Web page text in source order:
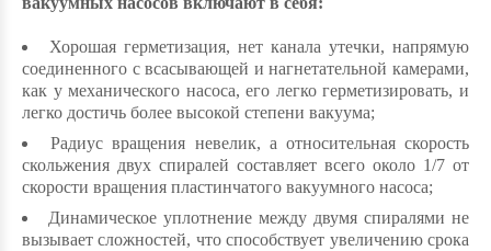
Хорошая герметизация, нет канала утечки, напрямую
соединенного с всасывающей и нагнетательной камерами,
как у механического насоса, его легко герметизировать, и
легко достичь более высокой степени вакуума;
Радиус вращения невелик, а относительная скорость
скольжения двух спиралей составляет всего около 1/7 от
скорости вращения пластинчатого вакуумного насоса;
Динамическое уплотнение между двумя спиралями не
вызывает сложностей, что способствует увеличению срока